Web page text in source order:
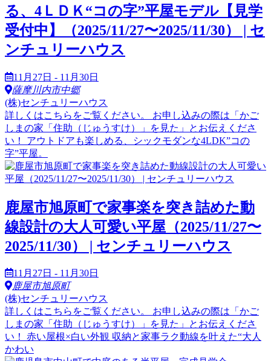
る、4ＬＤＫ“コの字”平屋モデル【見学
受付中】（2025/11/27〜2025/11/30） | セ
ンチュリーハウス
11月27日 - 11月30日
薩摩川内市中郷
(株)センチュリーハウス
詳しくはこちらをご覧ください。 お申し込みの際は「かご
しまの家「住助（じゅうすけ）」を見た」とお伝えくださ
い！ アウトドアも楽しめる、シックモダンな4LDK”コの
字”平屋。
鹿屋市旭原町で家事楽を突き詰めた動
線設計の大人可愛い平屋（2025/11/27〜
2025/11/30） | センチュリーハウス
11月27日 - 11月30日
鹿屋市旭原町
(株)センチュリーハウス
詳しくはこちらをご覧ください。 お申し込みの際は「かご
しまの家「住助（じゅうすけ）」を見た」とお伝えくださ
い！ 赤い屋根×白い外観 収納と家事ラク動線を叶えた“大人
かわい